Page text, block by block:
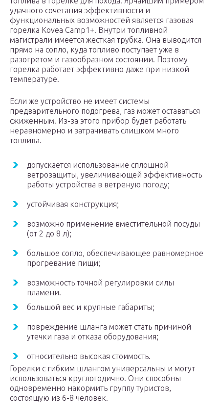
удачного сочетания эффективности и
функциональных возможностей является газовая
горелка Kovea Camp1+. Внутри топливной
магистрали имеется жесткая трубка. Она выводится
прямо на сопло, куда топливо поступает уже в
разогретом и газообразном состоянии. Поэтому
горелка работает эффективно даже при низкой
температуре.
Если же устройство не имеет системы
предварительного подогрева, газ может оставаться
сжиженным. Из-за этого прибор будет работать
неравномерно и затрачивать слишком много
топлива.
допускается использование сплошной
ветрозащиты, увеличивающей эффективность
работы устройства в ветреную погоду;
устойчивая конструкция;
возможно применение вместительной посуды
(от 2 до 8 л);
большое сопло, обеспечивающее равномерное
прогревание пищи;
возможность точной регулировки силы
пламени.
большой вес и крупные габариты;
повреждение шланга может стать причиной
утечки газа и отказа оборудования;
относительно высокая стоимость.
Горелки с гибким шлангом универсальны и могут
использоваться круглогодично. Они способны
одновременно накормить группу туристов,
состоящую из 6-8 человек.